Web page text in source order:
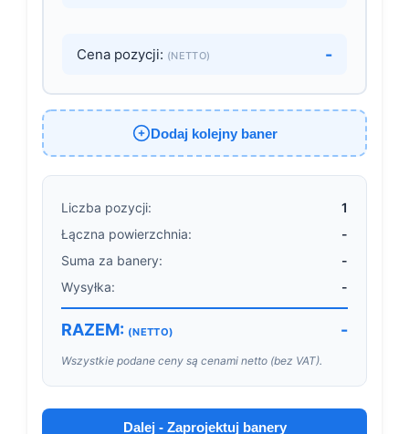
Cena pozycji: (NETTO) -
Dodaj kolejny baner
Liczba pozycji:
1
Łączna powierzchnia:
-
Suma za banery:
-
Wysyłka:
-
RAZEM: (NETTO) -
Wszystkie podane ceny są cenami netto (bez VAT).
Dalej - Zaprojektuj banery